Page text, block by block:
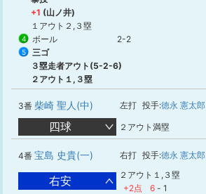
+1 (山ノ井)
１アウト２,３塁
4 ボール 2-2
5
三ゴ
３塁走者アウト(5-2-6)
２アウト１,３塁
3番 柴崎 聖人(中) 左打 投手:徳永 憲太郎
四球 ２アウト満塁
4番 宝島 史貴(一) 右打 投手:徳永 憲太郎
右安
２アウト１,３塁
+2点
6 - 1